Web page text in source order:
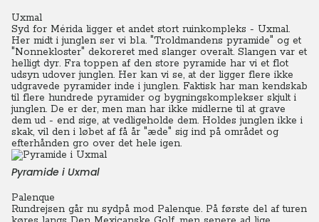
Uxmal
Syd for Mérida ligger et andet stort ruinkompleks - Uxmal.
Her midt i junglen ser vi bl.a. "Troldmandens pyramide" og et
"Nonnekloster" dekoreret med slanger overalt. Slangen var et
helligt dyr. Fra toppen af den store pyramide har vi et flot
udsyn udover junglen. Her kan vi se, at der ligger flere ikke
udgravede pyramider inde i junglen. Faktisk har man kendskab
til flere hundrede pyramider og bygningskomplekser skjult i
junglen. De er der, men man har ikke midlerne til at grave
dem ud - end sige, at vedligeholde dem. Holdes junglen ikke i
skak, vil den i løbet af få år "æde" sig ind på området og
efterhånden gro over det hele igen.
Pyramide i Uxmal
Palenque
Rundrejsen går nu sydpå mod Palenque. På første del af turen